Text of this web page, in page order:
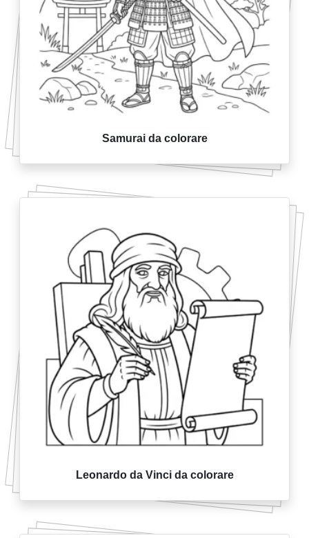
Samurai da colorare
Leonardo da Vinci da colorare